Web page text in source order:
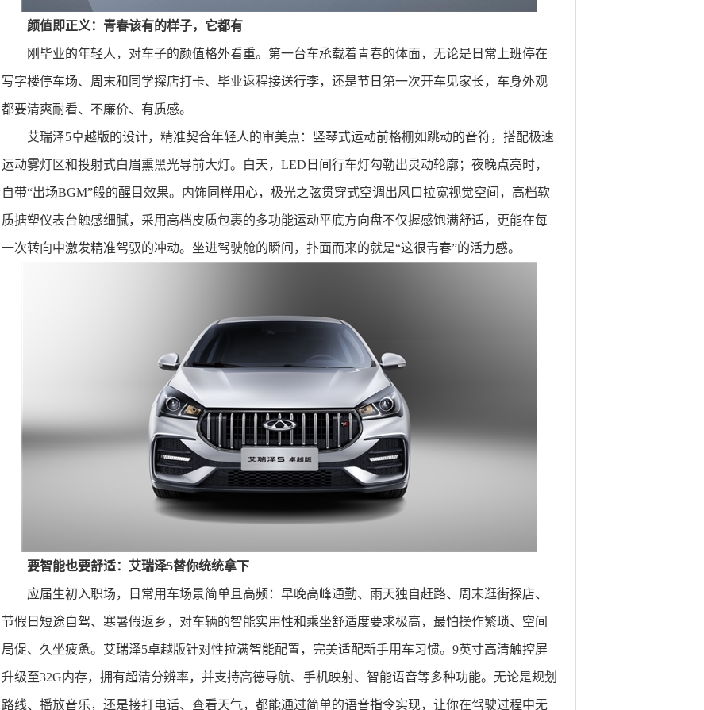
颜值即正义：青春该有的样子，它都有
刚毕业的年轻人，对车子的颜值格外看重。第一台车承载着青春的体面，无论是日常上班停在
写字楼停车场、周末和同学探店打卡、毕业返程接送行李，还是节日第一次开车见家长，车身外观
都要清爽耐看、不廉价、有质感。
艾瑞泽5卓越版的设计，精准契合年轻人的审美点：竖琴式运动前格栅如跳动的音符，搭配极速
运动雾灯区和投射式白眉熏黑光导前大灯。白天，LED日间行车灯勾勒出灵动轮廓；夜晚点亮时，
自带“出场BGM”般的醒目效果。内饰同样用心，极光之弦贯穿式空调出风口拉宽视觉空间，高档软
质搪塑仪表台触感细腻，采用高档皮质包裹的多功能运动平底方向盘不仅握感饱满舒适，更能在每
一次转向中激发精准驾驭的冲动。坐进驾驶舱的瞬间，扑面而来的就是“这很青春”的活力感。
要智能也要舒适：艾瑞泽5替你统统拿下
应届生初入职场，日常用车场景简单且高频：早晚高峰通勤、雨天独自赶路、周末逛街探店、
节假日短途自驾、寒暑假返乡，对车辆的智能实用性和乘坐舒适度要求极高，最怕操作繁琐、空间
局促、久坐疲惫。艾瑞泽5卓越版针对性拉满智能配置，完美适配新手用车习惯。9英寸高清触控屏
升级至32G内存，拥有超清分辨率，并支持高德导航、手机映射、智能语音等多种功能。无论是规划
路线、播放音乐，还是接打电话、查看天气，都能通过简单的语音指令实现，让你在驾驶过程中无